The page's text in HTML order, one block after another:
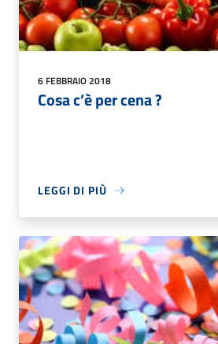
6 FEBBRAIO 2018
Cosa c’è per cena ?
LEGGI DI PIÙ